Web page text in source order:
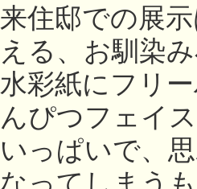
来住邸での展
える、お馴染
水彩紙にフリ
んぴつフェイ
いっぱいで、
なってしまう